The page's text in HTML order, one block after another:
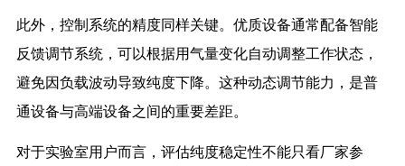
此外，控制系统的精度同样关键。优质设备通常配备智能
反馈调节系统，可以根据用气量变化自动调整工作状态，
避免因负载波动导致纯度下降。这种动态调节能力，是普
通设备与高端设备之间的重要差距。
对于实验室用户而言，评估纯度稳定性不能只看厂家参